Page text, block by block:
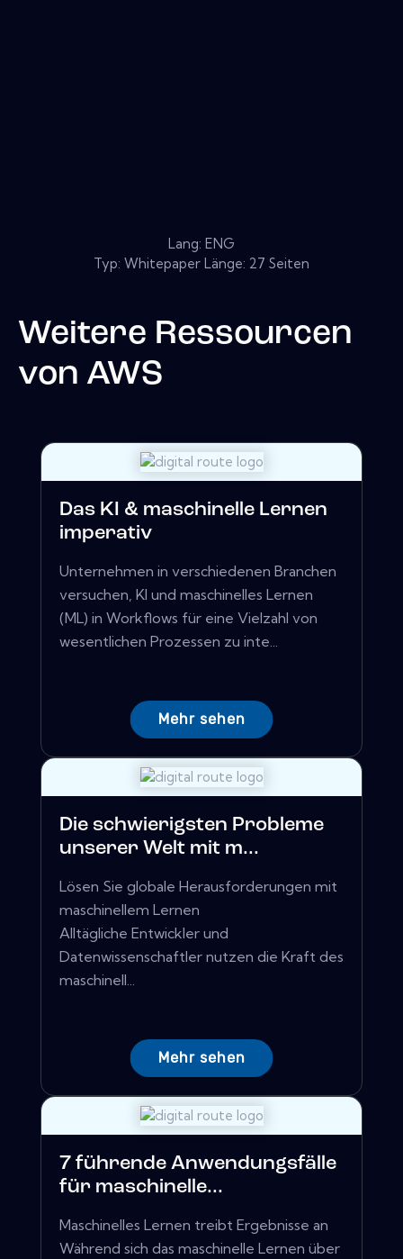
Lang: ENG
Typ: Whitepaper Länge: 27 Seiten
Weitere Ressourcen
von AWS
Das KI & maschinelle Lernen
imperativ
Unternehmen in verschiedenen Branchen
versuchen, KI und maschinelles Lernen
(ML) in Workflows für eine Vielzahl von
wesentlichen Prozessen zu inte...
Mehr sehen
Die schwierigsten Probleme
unserer Welt mit m...
Lösen Sie globale Herausforderungen mit
maschinellem Lernen
Alltägliche Entwickler und
Datenwissenschaftler nutzen die Kraft des
maschinell...
Mehr sehen
7 führende Anwendungsfälle
für maschinelle...
Maschinelles Lernen treibt Ergebnisse an
Während sich das maschinelle Lernen über